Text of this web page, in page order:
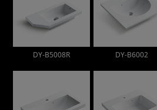
DY-B5008R DY-B6002